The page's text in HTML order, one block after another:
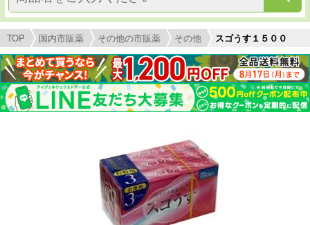
TOP 国内市販薬 その他の市販薬 その他 スゴうす１５００